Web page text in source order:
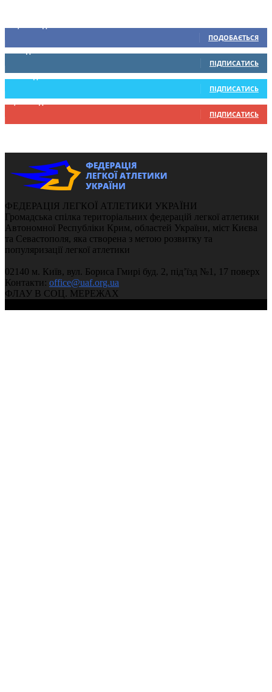
ПОДОБАЄТЬСЯ
0 Підписників
ПІДПИСАТИСЬ
234 Підписників
ПІДПИСАТИСЬ
9,370 Підписників
ПІДПИСАТИСЬ
ФЕДЕРАЦІЯ ЛЕГКОЇ АТЛЕТИКИ УКРАЇНИ
Громадська спілка територіальних федерацій легкої атлетики
Автономної Республіки Крим, областей України, міст Києва
та Севастополя, яка створена з метою розвитку та
популяризації легкої атлетики
02140 м. Київ, вул. Бориса Гмирі буд. 2, під’їзд №1, 17 поверх
Контакти: office@uaf.org.ua
ФЛАУ В СОЦ. МЕРЕЖАХ